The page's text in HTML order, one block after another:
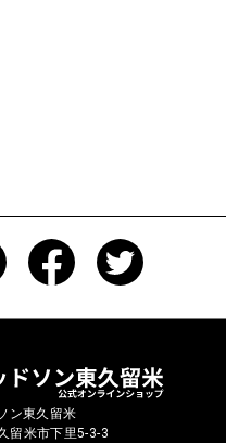
ン東久留米
米市下里5-3-3